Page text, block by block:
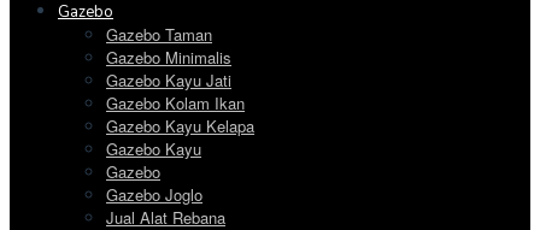
Gazebo
Gazebo Taman
Gazebo Minimalis
Gazebo Kayu Jati
Gazebo Kolam Ikan
Gazebo Kayu Kelapa
Gazebo Kayu
Gazebo
Gazebo Joglo
Jual Alat Rebana